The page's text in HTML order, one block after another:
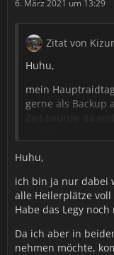
6. März 2021 um 13:29
Zitat von
Huhu,
mein
gerne als Backup
im Kalender
Lernraid. Da
laufen.
LG
Huhu,
ich bin ja nur dabei
alle Heilerplätze
Habe das Legy
Da ich aber in
nehmen möchte,